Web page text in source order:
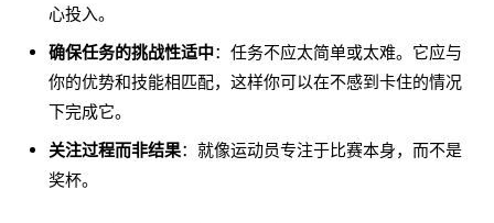
心投入。
确保任务的挑战性适中：任务不应太简单或太难。它应与
你的优势和技能相匹配，这样你可以在不感到卡住的情况
下完成它。
关注过程而非结果：就像运动员专注于比赛本身，而不是
奖杯。